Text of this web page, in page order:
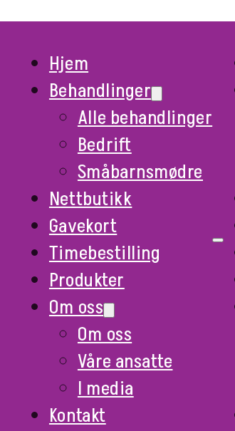
Hjem
Behandlinger
Alle behandlinger
Bedrift
Småbarnsmødre
Nettbutikk
Gavekort
Timebestilling
Produkter
Om oss
Om oss
Våre ansatte
I media
Kontakt